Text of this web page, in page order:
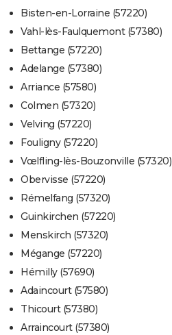
Bisten-en-Lorraine (57220)
Vahl-lès-Faulquemont (57380)
Bettange (57220)
Adelange (57380)
Arriance (57580)
Colmen (57320)
Velving (57220)
Fouligny (57220)
Vœlfling-lès-Bouzonville (57320)
Obervisse (57220)
Rémelfang (57320)
Guinkirchen (57220)
Menskirch (57320)
Mégange (57220)
Hémilly (57690)
Adaincourt (57580)
Thicourt (57380)
Arraincourt (57380)